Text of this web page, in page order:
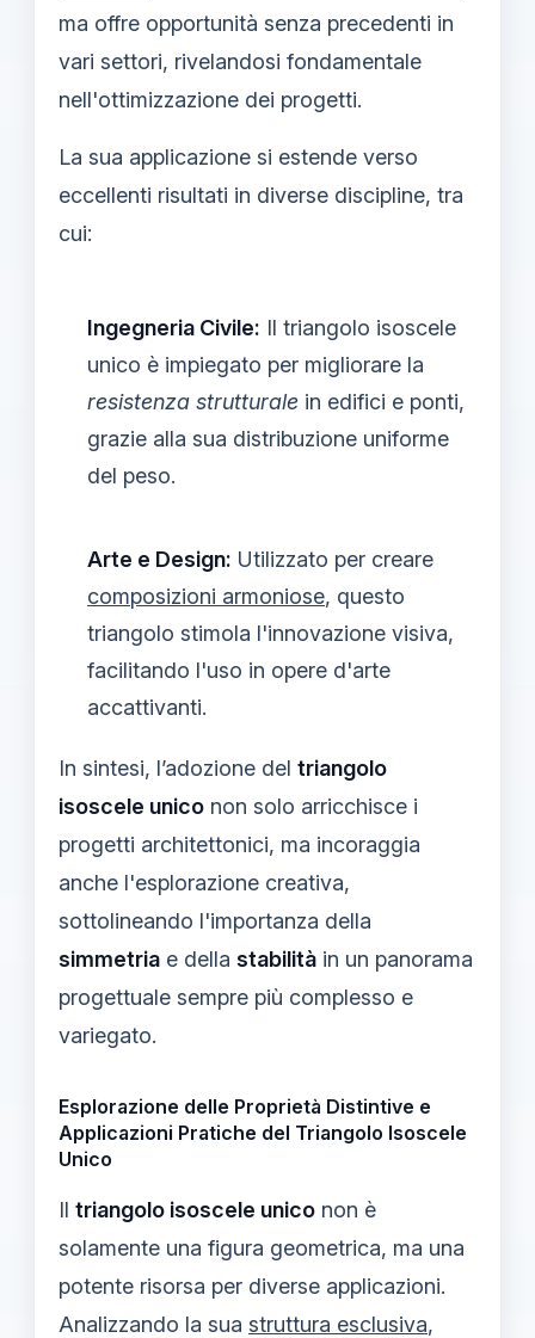
ma offre opportunità senza precedenti in
vari settori, rivelandosi fondamentale
nell'ottimizzazione dei progetti.
La sua applicazione si estende verso
eccellenti risultati in diverse discipline, tra
cui:
Ingegneria Civile: Il triangolo isoscele
unico è impiegato per migliorare la
resistenza strutturale in edifici e ponti,
grazie alla sua distribuzione uniforme
del peso.
Arte e Design: Utilizzato per creare
composizioni armoniose, questo
triangolo stimola l'innovazione visiva,
facilitando l'uso in opere d'arte
accattivanti.
In sintesi, l’adozione del triangolo
isoscele unico non solo arricchisce i
progetti architettonici, ma incoraggia
anche l'esplorazione creativa,
sottolineando l'importanza della
simmetria e della stabilità in un panorama
progettuale sempre più complesso e
variegato.
Esplorazione delle Proprietà Distintive e
Applicazioni Pratiche del Triangolo Isoscele
Unico
Il triangolo isoscele unico non è
solamente una figura geometrica, ma una
potente risorsa per diverse applicazioni.
Analizzando la sua struttura esclusiva,